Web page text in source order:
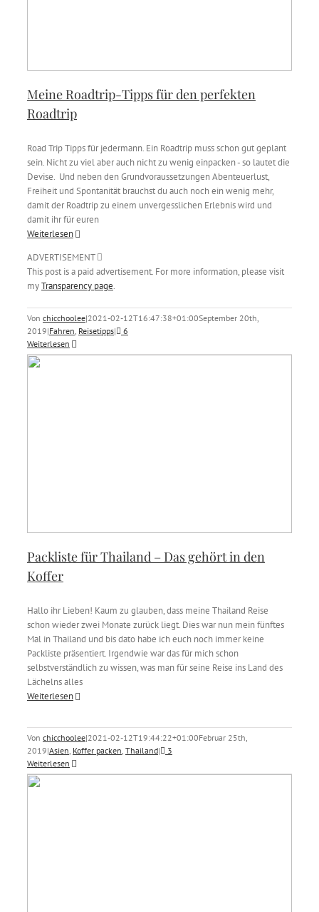
Meine Roadtrip-Tipps für den perfekten
Roadtrip
Road Trip Tipps für jedermann. Ein Roadtrip muss schon gut geplant
sein. Nicht zu viel aber auch nicht zu wenig einpacken - so lautet die
Devise. Und neben den Grundvoraussetzungen Abenteuerlust,
Freiheit und Spontanität brauchst du auch noch ein wenig mehr,
damit der Roadtrip zu einem unvergesslichen Erlebnis wird und
damit ihr für euren
Weiterlesen
ADVERTISEMENT
This post is a paid advertisement. For more information, please visit
myTransparency page.
Von chicchoolee|2021-02-12T16:47:38+01:00September 20th,
2019|Fahren, Reisetipps|
6
Weiterlesen
Packliste für Thailand – Das gehört in den
Koffer
Hallo ihr Lieben! Kaum zu glauben, dass meine Thailand Reise
schon wieder zwei Monate zurück liegt. Dies war nun mein fünftes
Mal in Thailand und bis dato habe ich euch noch immer keine
Packliste präsentiert. Irgendwie war das für mich schon
selbstverständlich zu wissen, was man für seine Reise ins Land des
Lächelns alles
Weiterlesen
Von chicchoolee|2021-02-12T19:44:22+01:00Februar 25th,
2019|Asien, Koffer packen, Thailand|
3
Weiterlesen